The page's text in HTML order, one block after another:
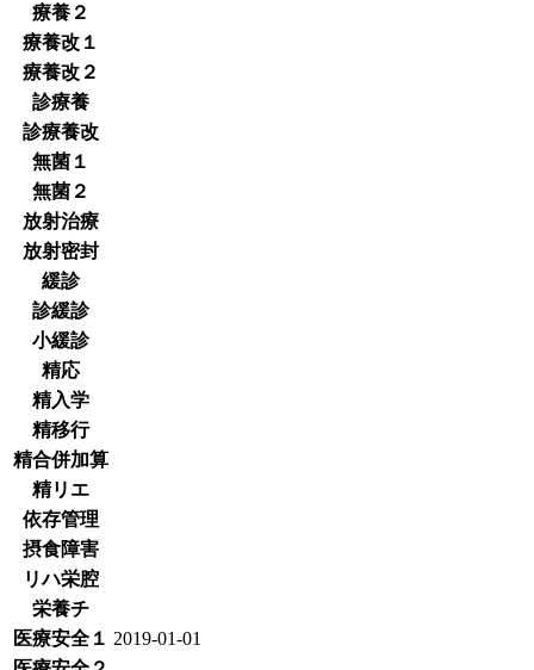
療養２
療養改１
療養改２
診療養
診療養改
無菌１
無菌２
放射治療
放射密封
緩診
診緩診
小緩診
精応
精入学
精移行
精合併加算
精リエ
依存管理
摂食障害
リハ栄腔
栄養チ
医療安全１ 2019-01-01